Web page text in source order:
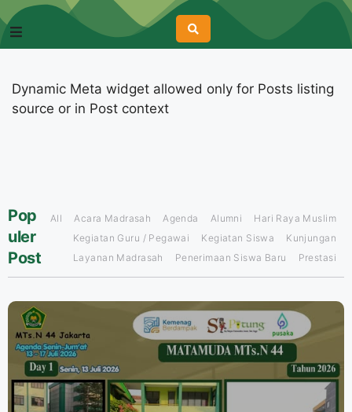
Dynamic Meta widget allowed only for Posts listing
source or in Post context
Pop
uler
Post
All Acara Madrasah Agenda Alumni
Hari Raya Muslim
Kegiatan Guru / Pegawai
Kegiatan Siswa
Kunjungan
Layanan Madrasah
Penerimaan Siswa Baru Prestasi